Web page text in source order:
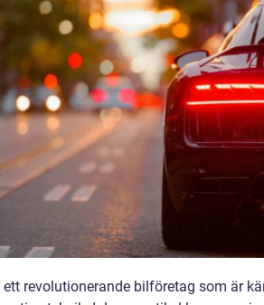
ett revolutionerande bilföretag som är